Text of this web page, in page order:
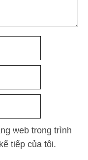
web trong trình
tiếp của tôi.